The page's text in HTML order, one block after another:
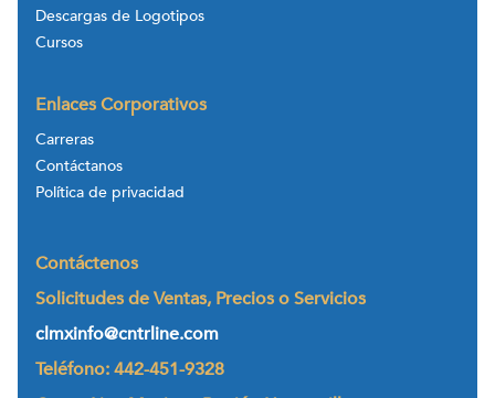
Descargas de Logotipos
Cursos
Enlaces Corporativos
Carreras
Contáctanos
Política de privacidad
Contáctenos
Solicitudes de Ventas, Precios o Servicios
clmxinfo@cntrline.com
Teléfono: 442-451-9328